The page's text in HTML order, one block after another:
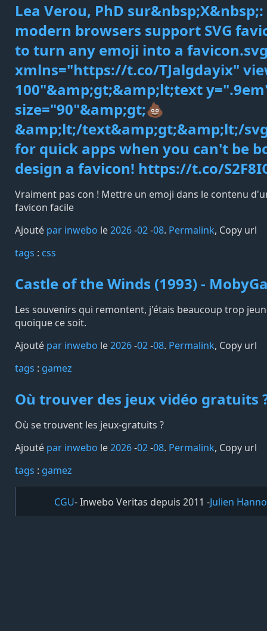
Lea Verou, PhD
modern browsers support SVG
to turn any emoji into a
xmlns="https://t.co/TJalgdayix"
100"&amp;gt;&amp;lt;text
size="90"&amp;gt;💩
&amp;lt;/text&amp;gt;&amp;lt;/
for quick apps when you can't be
design a favicon! https://t.co/
Vraiment pas con ! Mettre un emoji dans le contenu
favicon facile
Ajouté par inwebo le2026-02-08. Permalink, Copy url
tags️ : css
Castle of the Winds (1993) -
Les souvenirs qui remontent, j'étais beaucoup trop
quoique ce soit.
Ajouté par inwebo le2026-02-08. Permalink, Copy url
tags️ : gamez
Où trouver des jeux vidéo gratuits
Où se trouvent les jeux-gratuits ?
Ajouté par inwebo le2026-02-08. Permalink, Copy url
tags️ : gamez
CGU- Inwebo Veritas depuis 2011 -Julien